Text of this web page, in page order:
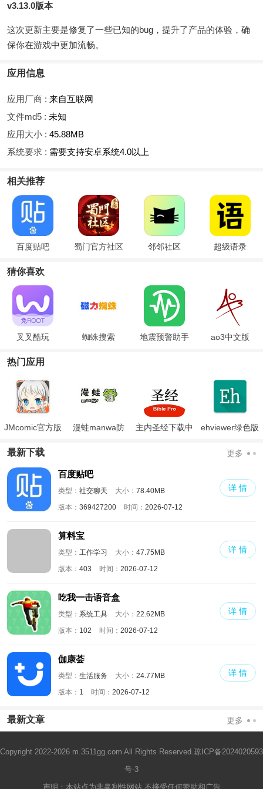
v3.13.0版本
这次更新主要是修复了一些已知的bug，提升了产品的体验，确
保你在游戏中更加流畅。
应用信息
应用厂商 : 来自互联网
文件md5 : 未知
应用大小 : 45.88MB
系统要求 : 需要支持安卓系统4.0以上
相关推荐
百度贴吧 蜀门官方社区 邻邻社区 超级语录
猜你喜欢
叉叉酷玩 蜘蛛搜索 地震预警助手 ao3中文版
热门应用
JMcomic官方版
漫蛙manwa防
主内圣经下载中
ehviewer绿色版
最新下载 更多
百度贴吧
类型： 社交聊天 大小： 78.40MB
版本： 369427200 时间： 2026-07-12
详 情
算料宝
类型： 工作学习 大小： 47.75MB
版本： 403 时间： 2026-07-12
详 情
吃我一击语音盒
类型： 系统工具 大小： 22.62MB
版本： 102 时间： 2026-07-12
详 情
伽康荟
类型： 生活服务 大小： 24.77MB
版本： 1 时间： 2026-07-12
详 情
最新文章 更多
Copyright 2022-2026 m.3511gg.com All Rights Reserved.琼ICP备2024020593
号-3
声明：本站点为非赢利性网站 不接受任何赞助和广告